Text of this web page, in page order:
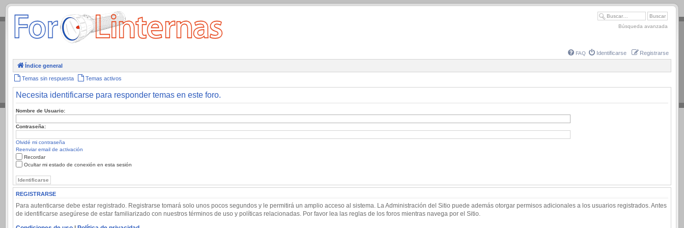
.
Búsqueda avanzada
FAQ Identificarse Registrarse
Índice general
Temas sin respuesta Temas activos
Necesita identificarse para responder temas en este foro.
Nombre de Usuario:
Contraseña:
Olvidé mi contraseña
Reenviar email de activación
Recordar
Ocultar mi estado de conexión en esta sesión
REGISTRARSE
Para autenticarse debe estar registrado. Registrarse tomará solo unos pocos segundos y le permitirá un amplio acceso al sistema. La Administración del Sitio puede además otorgar permisos adicionales a los usuarios registrados. Antes
de identificarse asegúrese de estar familiarizado con nuestros términos de uso y políticas relacionadas. Por favor lea las reglas de los foros mientras navega por el Sitio.